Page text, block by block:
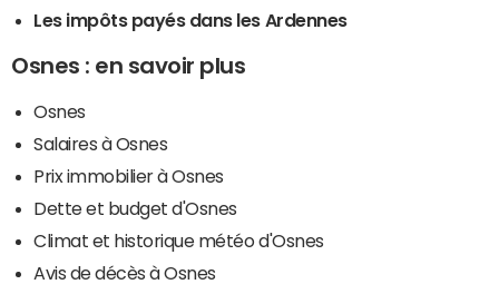
Les impôts payés dans les Ardennes
Osnes : en savoir plus
Osnes
Salaires à Osnes
Prix immobilier à Osnes
Dette et budget d'Osnes
Climat et historique météo d'Osnes
Avis de décès à Osnes